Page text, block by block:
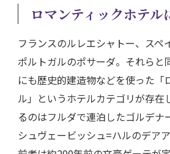
ロマンティックホテル
フランスのルレエシャトー、スペ
ポルトガルのポサーダ。それらと
にも歴史的建造物などを使った「
ル」というホテルカテゴリが存在
るのはフルダで連泊したゴルデナ
シュヴェービッシュ=ハルのデア